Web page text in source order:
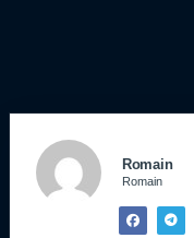
Romain
Romain